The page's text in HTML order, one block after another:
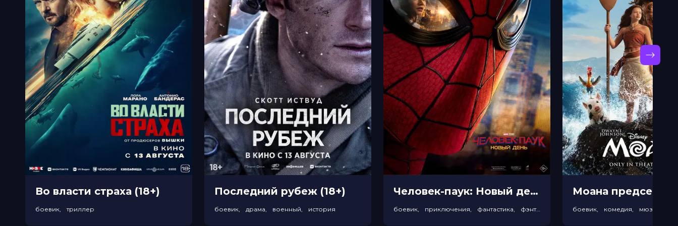
Меморандум
до 26 мая
Во власти страха (18+)
боевик, триллер
Последний рубеж (18+)
боевик, драма, военный, история
Человек-паук: Новый день прeдсeанc. обсл. & "Край вдохновения" (12+)
боевик, приключения, фантастика, фэнтези